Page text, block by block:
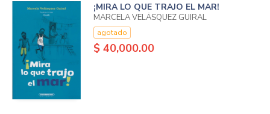
¡MIRA LO QUE TRAJO EL MAR!
MARCELA VELÁSQUEZ GUIRAL
agotado
$ 40,000.00